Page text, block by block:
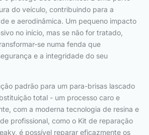
do veículo, contribuindo para a
e aerodinâmica. Um pequeno impacto
no início, mas se não for tratado,
se numa fenda que
e a integridade do seu
padrão para um para-brisas lascado
total - um processo caro e
com a moderna tecnologia de resina e
profissional, como o Kit de reparação
é possível reparar eficazmente os